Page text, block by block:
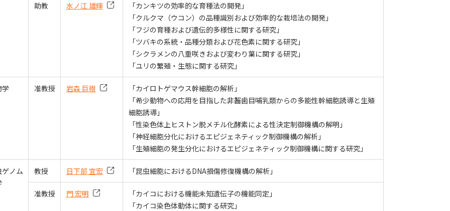
助教 水ノ江 雄輝
「カンキツの効率的な育種法の開発」
「クルクマ（ウコン）の品種識別および効率的な栽培法の開発」
「フジの育種および遺伝的多様性に関する研究」
「ツバキの系統・品種分類および花色素に関する研究」
「シクラメンの八重咲きおよび変わり葉に関する研究」
「ユリの繁殖・生態に関する研究」
准教授 岩森 巨樹
「カイロトゲマウス幹細胞の解析」
「希少動物への応用を目指した非齧歯目哺乳類からの多能性幹細胞誘導と生殖
細胞誘導」
「性染色体上ヒストン脱メチル化酵素による性決定制御機構の解明」
「神経細胞分化におけるエピジェネティック制御機構の解析」
「生殖細胞の発生分化におけるエピジェネティック制御機構に関する研究」
ノム
教授 日下部 宜宏 「昆虫細胞におけるDNA損傷修復機構の解析」
准教授 門 宏明
「カイコにおける機能未知遺伝子の機能同定」
「カイコ染色体動体に関する研究」